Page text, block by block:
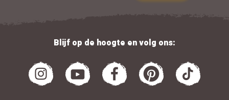
Blijf op de hoogte en volg ons: